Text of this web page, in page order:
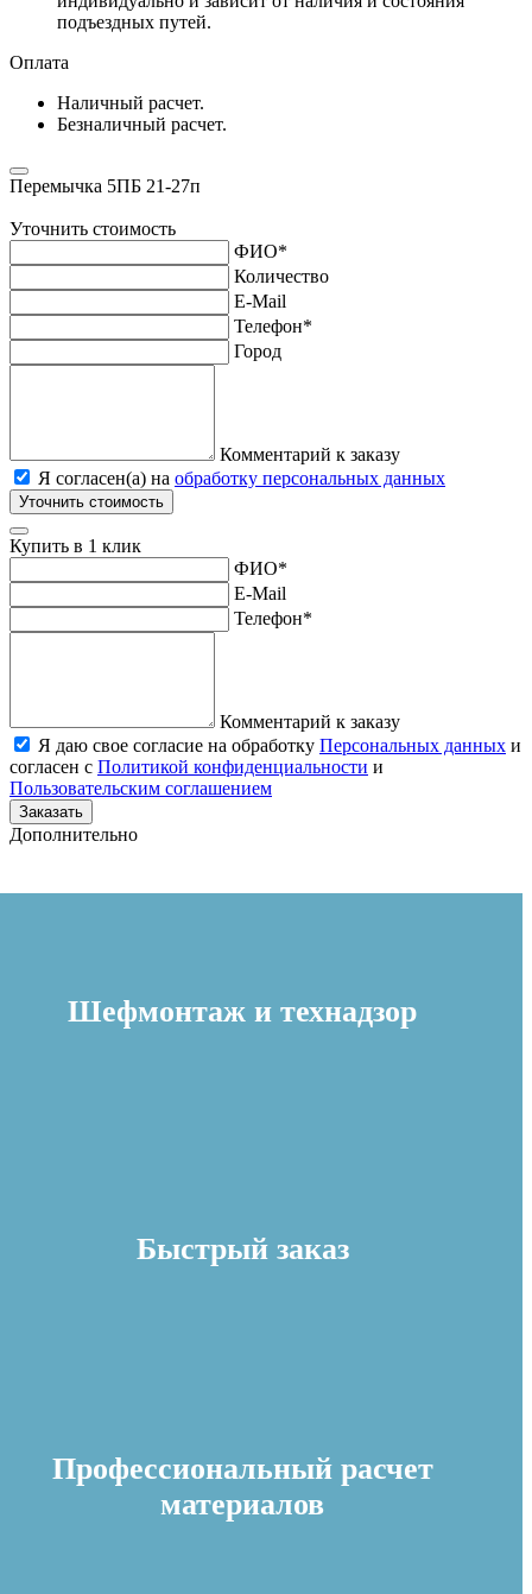
подъездных путей.
Оплата
Наличный расчет.
Безналичный расчет.
Перемычка 5ПБ 21-27п
Уточнить стоимость
ФИО*
Количество
E-Mail
Телефон*
Город
Комментарий к заказу
Я согласен(а) на обработку персональных данных
Уточнить стоимость
Купить в 1 клик
ФИО*
E-Mail
Телефон*
Комментарий к заказу
Я даю свое согласие на обработку Персональных данных и
согласен с Политикой конфиденциальности и
Пользовательским соглашением
Заказать
Дополнительно
Шефмонтаж и технадзор
Быстрый заказ
Профессиональный расчет
материалов